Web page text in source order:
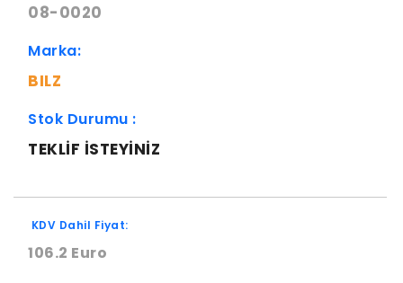
08-0020
Marka:
BILZ
Stok Durumu :
TEKLIF ISTEYINIZ
KDV Dahil Fiyat:
106.2 Euro